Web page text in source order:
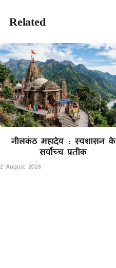
Related
नीलकंठ महादेव : स्वशासन के
सर्वोच्च प्रतीक
2 August 2026